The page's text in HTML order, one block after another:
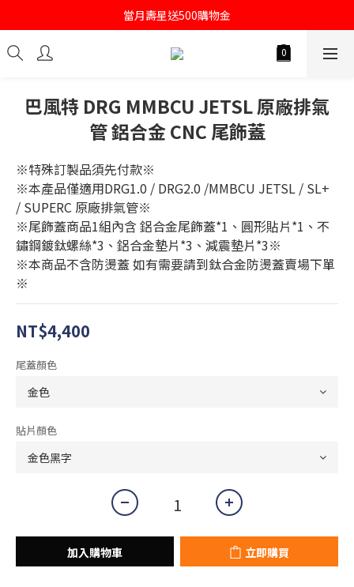
註冊會員即送購物金100
當月壽星送500購物金
註冊會員即送購物金100
巴風特 DRG MMBCU JETSL 原廠排氣
管 鋁合金 CNC 尾飾蓋
※特殊訂製品須先付款※
※本產品僅適用DRG1.0 / DRG2.0 /MMBCU JETSL / SL+
/ SUPERC 原廠排氣管※
※尾飾蓋商品1組內含 鋁合金尾飾蓋*1、圓形貼片*1、不
鏽鋼鍍鈦螺絲*3、鋁合金墊片*3、減震墊片*3※
※本商品不含防燙蓋 如有需要請到鈦合金防燙蓋賣場下單
※
NT$4,400
尾蓋顏色
貼片顏色
加入購物車 立即購買